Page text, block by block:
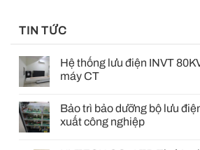
TIN TỨC
Hệ thống lưu điện INVT
máy CT
Bảo trì bảo dưỡng bộ lưu
xuất công nghiệp